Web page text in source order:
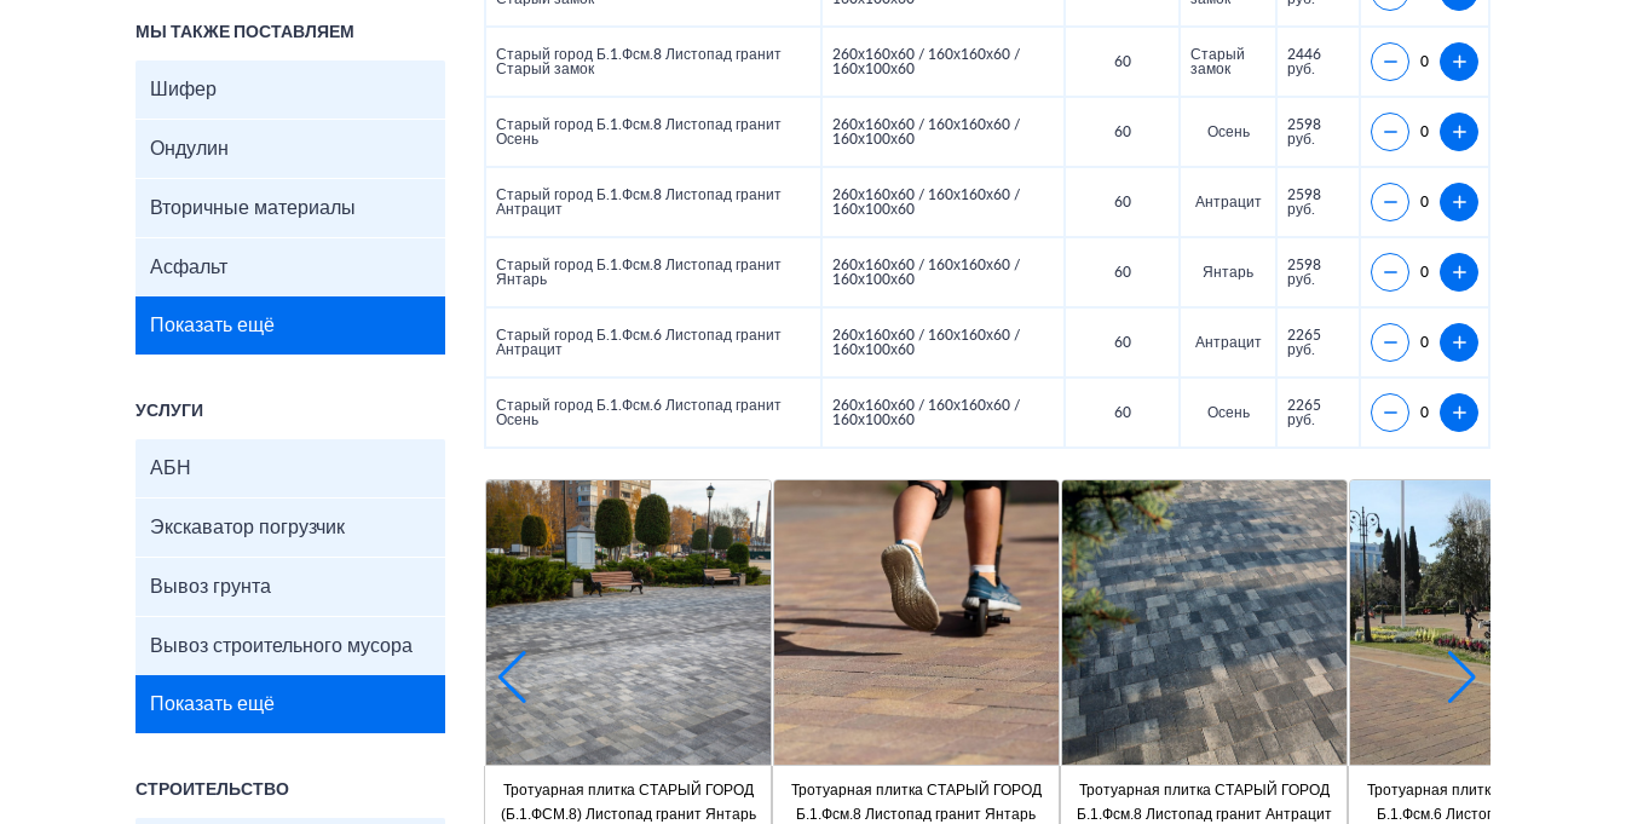
МЫ ТАКЖЕ ПОСТАВЛЯЕМ
Шифер
Ондулин
Вторичные материалы
Асфальт
Показать ещё
УСЛУГИ
АБН
Экскаватор погрузчик
Вывоз грунта
Вывоз строительного мусора
Показать ещё
СТРОИТЕЛЬСТВО
Старый город Б.1.Фсм.8 Листопад гранит
Старый замок
260х160х60 / 160х160х60 /
160х100х60
60
Старый
замок
2446
руб.
Старый город Б.1.Фсм.8 Листопад гранит
Осень
260х160х60 / 160х160х60 /
160х100х60
60 Осень
2598
руб.
Старый город Б.1.Фсм.8 Листопад гранит
Антрацит
260х160х60 / 160х160х60 /
160х100х60
60 Антрацит
2598
руб.
Старый город Б.1.Фсм.8 Листопад гранит
Янтарь
260х160х60 / 160х160х60 /
160х100х60
60 Янтарь
2598
руб.
Старый город Б.1.Фсм.6 Листопад гранит
Антрацит
260х160х60 / 160х160х60 /
160х100х60
60 Антрацит
2265
руб.
Старый город Б.1.Фсм.6 Листопад гранит
Осень
260х160х60 / 160х160х60 /
160х100х60
60 Осень
2265
руб.
Тротуарная плитка СТАРЫЙ ГОРОД
(Б.1.ФСМ.8) Листопад гранит Янтарь
Тротуарная плитка СТАРЫЙ ГОРОД
Б.1.Фсм.8 Листопад гранит Янтарь
Тротуарная плитка СТАРЫЙ ГОРОД
Б.1.Фсм.8 Листопад гранит Антрацит
Тротуарная плитка СТАРЫЙ ГОРОД
Б.1.Фсм.6 Листопад гранит Осень